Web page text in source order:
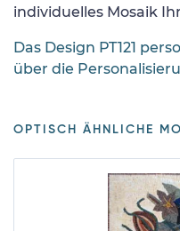
individuelles Mosaik
Das Design PT121
über die
OPTISCH ÄHNLICHE